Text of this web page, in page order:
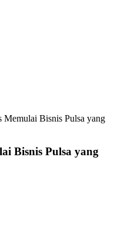
Memulai Bisnis Pulsa yang
Bisnis Pulsa yang